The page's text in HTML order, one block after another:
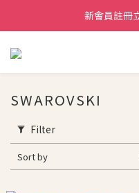
新會員註冊
SWAROVSKI
Filter
Sort by